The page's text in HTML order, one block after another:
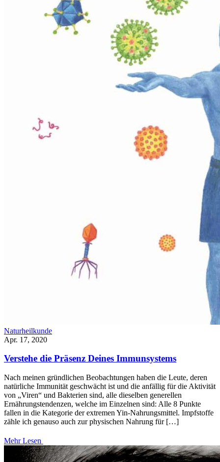
Naturheilkunde
Apr. 17, 2020
Verstehe die Präsenz Deines Immunsystems
Nach meinen gründlichen Beobachtungen haben die Leute, deren
natürliche Immunität geschwächt ist und die anfällig für die Aktivität
von „Viren“ und Bakterien sind, alle dieselben generellen
Ernährungstendenzen, welche im Einzelnen sind: Alle 8 Punkte
fallen in die Kategorie der extremen Yin-Nahrungsmittel. Impfstoffe
zähle ich genauso auch zur physischen Nahrung für […]
Mehr Lesen